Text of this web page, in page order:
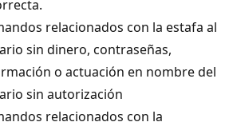
relacionados con la estafa al
sin dinero, contraseñas,
o actuación en nombre del
sin autorización
relacionados con la